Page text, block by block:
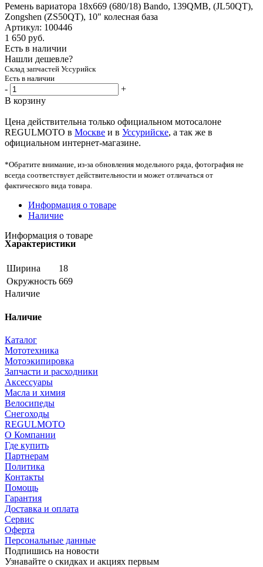
Ремень вариатора 18x669 (680/18) Bando, 139QMB, (JL50QT),
Zongshen (ZS50QT), 10" колесная база
Артикул: 100446
1 650 руб.
Есть в наличии
Нашли дешевле?
Склад запчастей Уссурийск
Есть в наличии
-
+
В корзину
Цена действительна только официальном мотосалоне
REGULMOTO в Москве и в Уссурийске, а так же в
официальном интернет-магазине.
*Обратите внимание, из-за обновления модельного ряда, фотография не
всегда соответствует действительности и может отличаться от
фактического вида товара.
Информация о товаре
Наличие
Информация о товаре
Характеристики
Ширина
18
Окружность 669
Наличие
Наличие
Каталог
Мототехника
Мотоэкипировка
Запчасти и расходники
Аксессуары
Масла и химия
Велосипеды
Снегоходы
REGULMOTO
О Компании
Где купить
Партнерам
Политика
Контакты
Помощь
Гарантия
Доставка и оплата
Сервис
Оферта
Персональные данные
Подпишись на новости
Узнавайте о скидках и акциях первым